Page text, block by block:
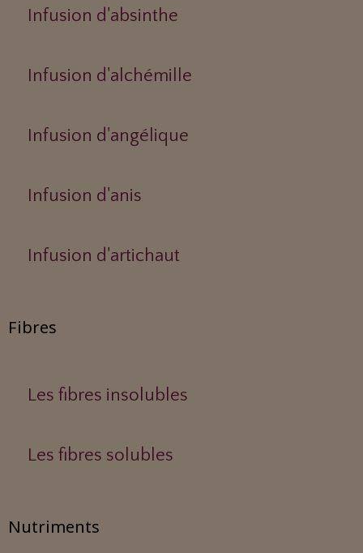
Infusion d'absinthe
Infusion d'alchémille
Infusion d'angélique
Infusion d'anis
Infusion d'artichaut
Fibres
Les fibres insolubles
Les fibres solubles
Nutriments